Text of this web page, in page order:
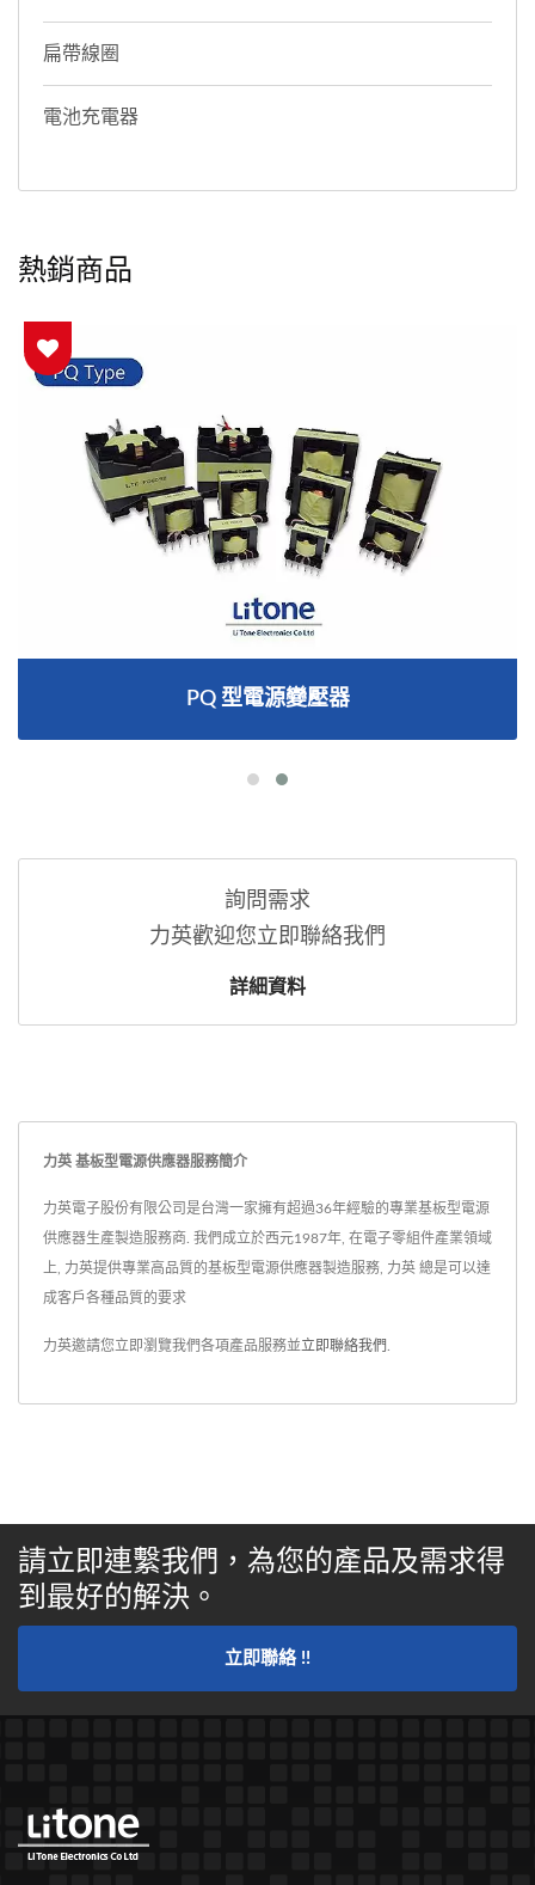
扁帶線圈
電池充電器
熱銷商品
PQ 型電源變壓器
詢問需求
力英歡迎您立即聯絡我們
詳細資料
力英 基板型電源供應器服務簡介
力英電子股份有限公司是台灣一家擁有超過36年經驗的專業基板型電源
供應器生產製造服務商. 我們成立於西元1987年, 在電子零組件產業領域
上, 力英提供專業高品質的基板型電源供應器製造服務, 力英 總是可以達
成客戶各種品質的要求
力英邀請您立即瀏覽我們各項產品服務並立即聯絡我們.
請立即連繫我們，為您的產品及需求得
到最好的解決。
立即聯絡 !!